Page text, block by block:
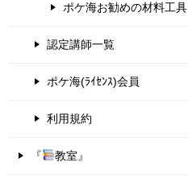
ポケ海お勧めの材料工具
認定講師一覧
ポケ海(ﾗｲｾﾝｽ)会員
利用規約
『 教室』